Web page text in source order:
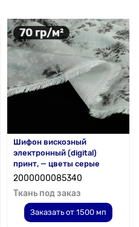
70 гр/м²
Шифон вискозный
электронный (digital)
принт, — цветы серые
2000000085340
Ткань под заказ
Заказать от 1500 мп